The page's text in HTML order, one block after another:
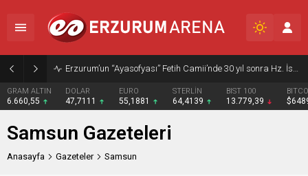
Erzurum’un “Ayasofyası” Fetih Camii’nde 30 yıl sonra Hz. İsa freski yeniden ortaya çıktı
GRAM ALTIN
6.660,55
DOLAR
47,7111
EURO
55,1881
STERLİN
64,4139
BIST 100
13.779,39
Samsun Gazeteleri
Anasayfa Gazeteler Samsun